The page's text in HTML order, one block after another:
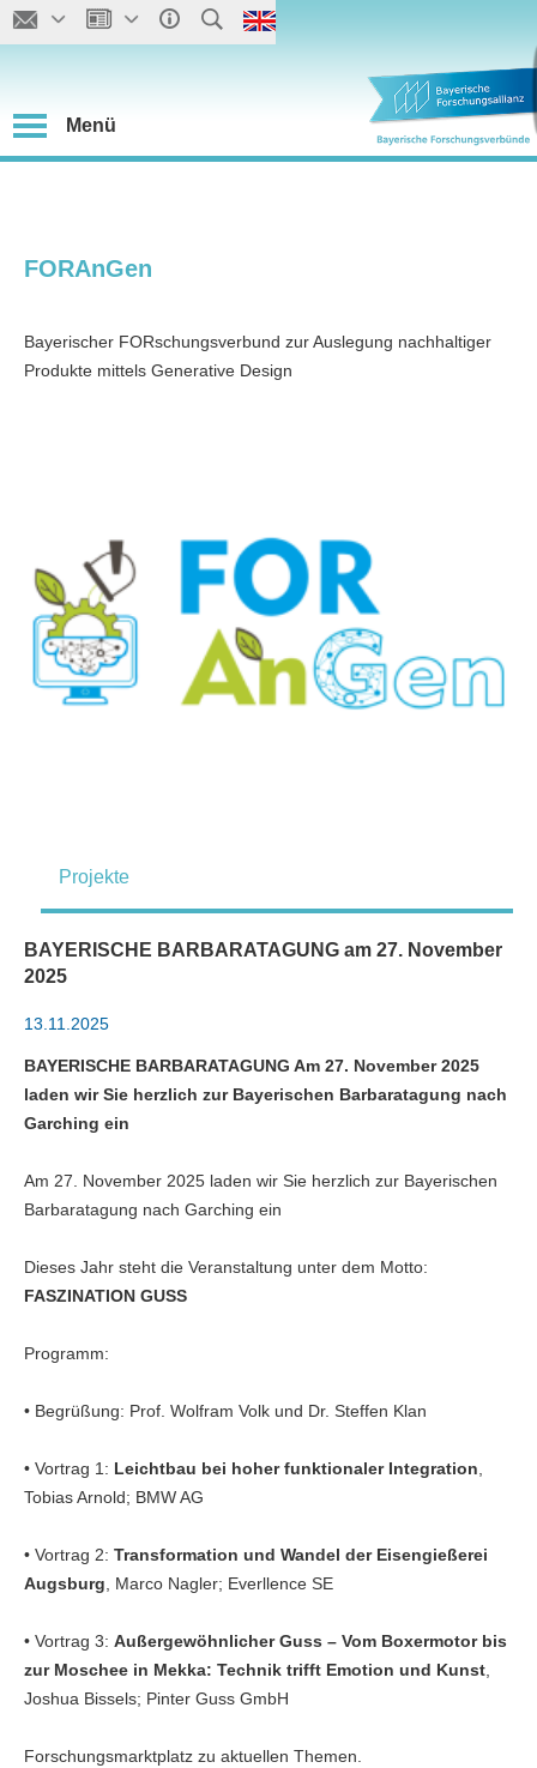
Menü
FORAnGen
Bayerischer FORschungsverbund zur Auslegung nachhaltiger
Produkte mittels Generative Design
Projekte
BAYERISCHE BARBARATAGUNG am 27. November
2025
13.11.2025
BAYERISCHE BARBARATAGUNG Am 27. November 2025
laden wir Sie herzlich zur Bayerischen Barbaratagung nach
Garching ein
Am 27. November 2025 laden wir Sie herzlich zur Bayerischen
Barbaratagung nach Garching ein
Dieses Jahr steht die Veranstaltung unter dem Motto:
FASZINATION GUSS
Programm:
• Begrüßung: Prof. Wolfram Volk und Dr. Steffen Klan
• Vortrag 1: Leichtbau bei hoher funktionaler Integration
Tobias Arnold; BMW AG
• Vortrag 2: Transformation und Wandel der Eisengießerei
Augsburg , Marco Nagler; Everllence SE
• Vortrag 3: Außergewöhnlicher Guss – Vom Boxermotor bis
zur Moschee in Mekka: Technik trifft Emotion und Kunst
Joshua Bissels; Pinter Guss GmbH
Forschungsmarktplatz zu aktuellen Themen.